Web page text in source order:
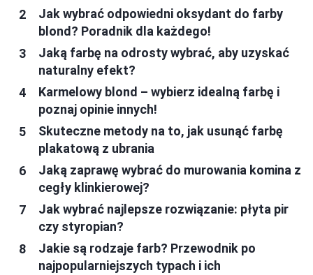
Jak wybrać odpowiedni oksydant do farby
blond? Poradnik dla każdego!
Jaką farbę na odrosty wybrać, aby uzyskać
naturalny efekt?
Karmelowy blond – wybierz idealną farbę i
poznaj opinie innych!
Skuteczne metody na to, jak usunąć farbę
plakatową z ubrania
Jaką zaprawę wybrać do murowania komina z
cegły klinkierowej?
Jak wybrać najlepsze rozwiązanie: płyta pir
czy styropian?
Jakie są rodzaje farb? Przewodnik po
najpopularniejszych typach i ich